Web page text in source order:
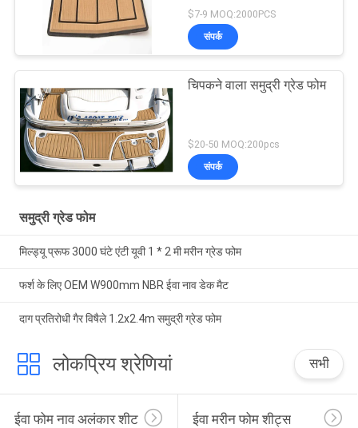
$7-9 MOQ:2000PCS
संपर्क
चिपकने वाला समुद्री ग्रेड फोम
$20-50 MOQ:200pcs
संपर्क
समुद्री ग्रेड फोम
मिल्ड्यू प्रूफ 3000 घंटे एंटी यूवी 1 * 2 मी मरीन ग्रेड फोम
फर्श के लिए OEM W900mm NBR ईवा नाव डेक मैट
दाग प्रतिरोधी गैर विषैले 1.2x2.4m समुद्री ग्रेड फोम
लोकप्रिय श्रेणियां सभी
ईवा फोम नाव अलंकार शीट ईवा मरीन फोम शीट्स